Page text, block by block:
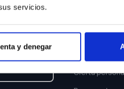
servicios.
y denegar
y ofertas.
ENLACES
Oferta